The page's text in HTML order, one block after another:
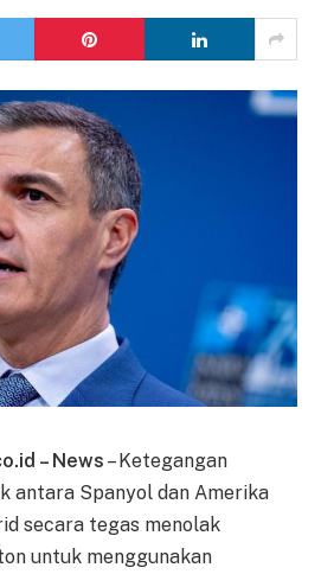
– News – Ketegangan
antara Spanyol dan Amerika
secara tegas menolak
untuk menggunakan